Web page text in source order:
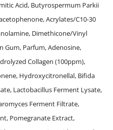
Acid, Butyrospermum Parkii
Acrylates/C10-30
Dimethicone/Vinyl
Gum, Parfum, Adenosine,
Collagen (100ppm),
Hydroxycitronellal, Bifida
Lactobacillus Ferment Lysate,
Ferment Filtrate,
Pomegranate Extract,